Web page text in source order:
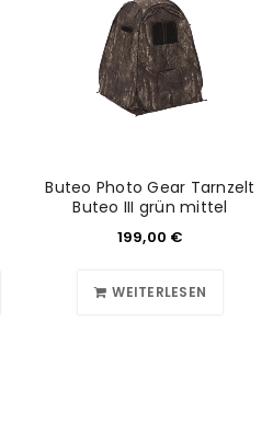
Buteo Photo Gear Tarnzelt
Buteo III grün mittel
199,00 €
WEITERLESEN